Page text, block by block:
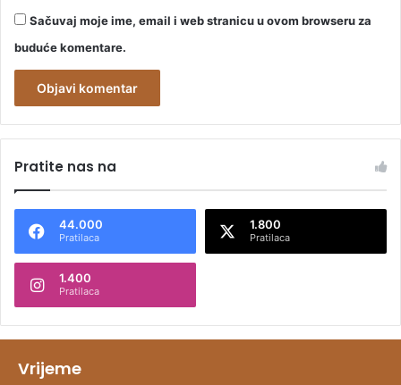
Sačuvaj moje ime, email i web stranicu u ovom browseru za
buduće komentare.
t
n
t
v
Pratite nas na
44.000
Pratilaca
1.800
Pratilaca
1.400
Pratilaca
Vrijeme